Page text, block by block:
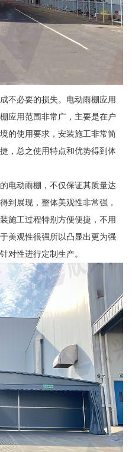
不必要的损失。电动雨棚应用
应用范围非常广，主要是在户
的使用要求，安装施工非常简
，总之使用特点和优势得到体
电动雨棚，不仅保证其质量达
到展现，整体美观性非常强，
施工过程特别方便便捷，不用
美观性很强所以凸显出更为强
对性进行定制生产。